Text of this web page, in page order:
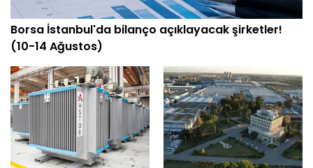
Borsa İstanbul'da bilanço açıklayacak şirketler!
(10-14 Ağustos)